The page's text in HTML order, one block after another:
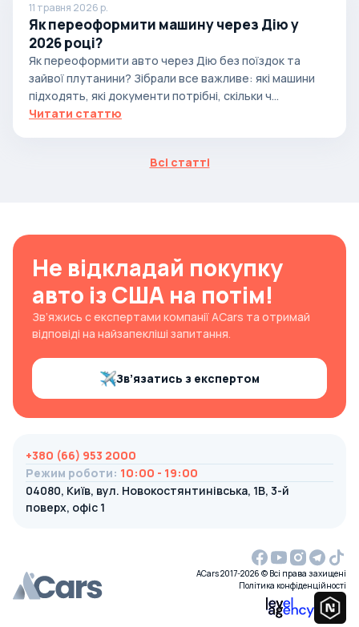
11 травня 2026 р.
Як переоформити машину через Дію у
2026 році?
Як переоформити авто через Дію без поїздок та
зайвої плутанини? Зібрали все важливе: які машини
підходять, які документи потрібні, скільки ч...
Читати статтю
Всі статті
Не відкладай покупку
авто із США на потім!
Зв’яжись с експертами компанії ACars та отримай
відповіді на найзапекліші запитання.
Зв’язатись з експертом
+380 (66) 953 2000
Режим роботи: 10:00 - 19:00
04080, Київ, вул. Новокостянтинівська, 1В, 3-й
поверх, офіс 1
ACars 2017-2026 © Всі права захищені
Політика конфіденційності